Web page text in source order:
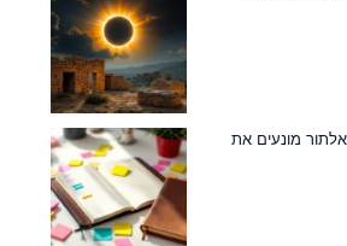
מונעים את